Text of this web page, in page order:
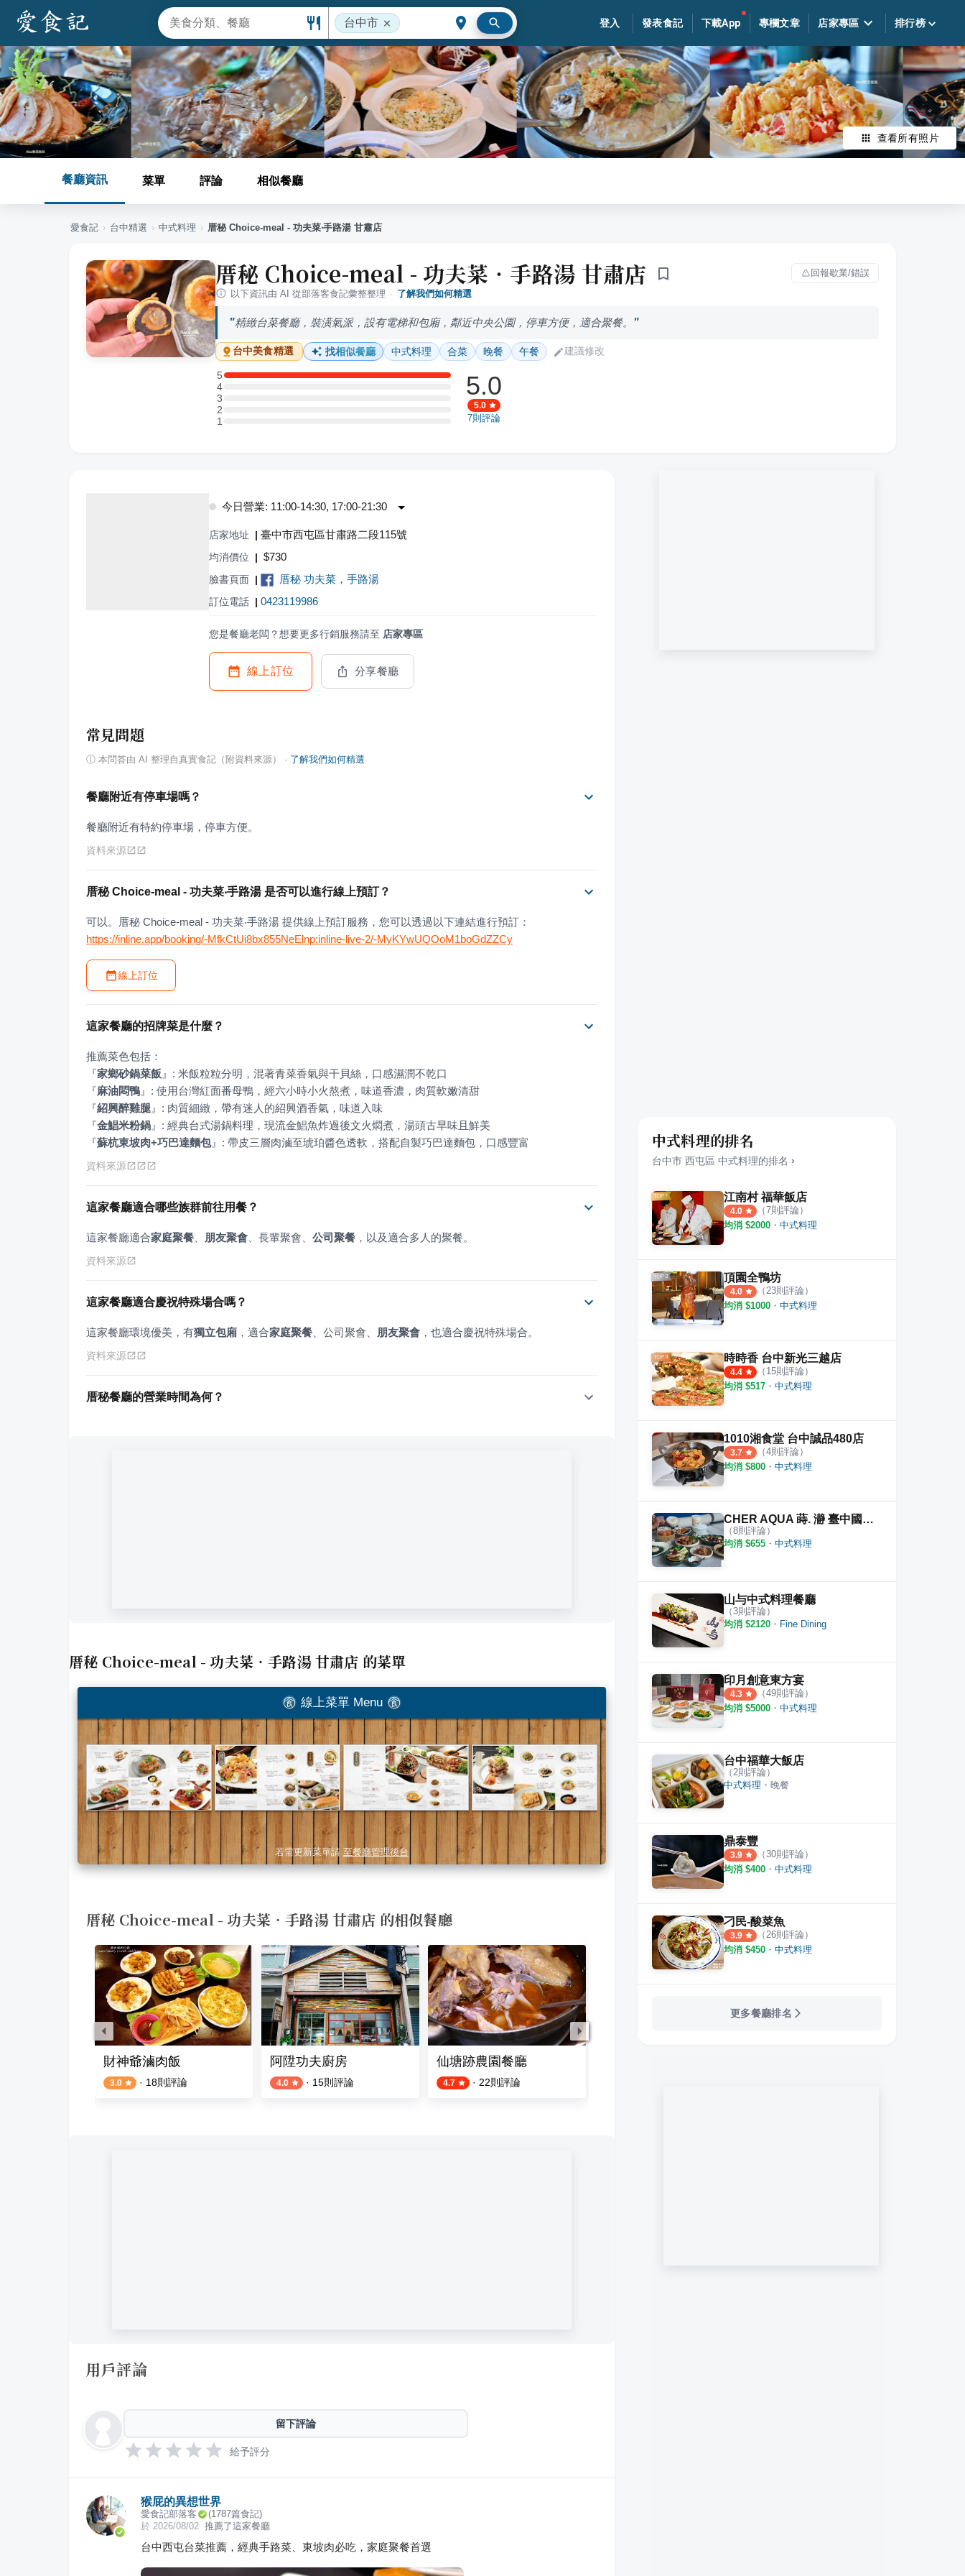
台中市 登入 發表食記 下載App 專欄文章 店家專區 排行榜
查看所有照片
餐廳資訊 菜單 評論 相似餐廳
愛食記 › 台中精選 › 中式料理 › 厝秘 Choice-meal - 功夫菜‧手路湯 甘肅店
厝秘 Choice-meal - 功夫菜‧手路湯 甘肅店
回報歇業/錯誤
以下資訊由 AI 從部落客食記彙整整理 · 了解我們如何精選
精緻台菜餐廳，裝潢氣派，設有電梯和包廂，鄰近中央公園，停車方便，適合聚餐。
台中美食精選 找相似餐廳 中式料理 合菜 晚餐 午餐 建議修改
5
5 星：1 則評論
4
4 星：0 則評論
3
3 星：0 則評論
2
2 星：0 則評論
11 星：0 則評論
5.0
5.0
7則評論
今日營業: 11:00-14:30, 17:00-21:30
店家地址 | 臺中市西屯區甘肅路二段115號
均消價位 | $730
臉書頁面 | 厝秘 功夫菜，手路湯
訂位電話 | 0423119986
您是餐廳老闆？想要更多行銷服務請至 店家專區
線上訂位 分享餐廳
常見問題
ⓘ 本問答由 AI 整理自真實食記（附資料來源） · 了解我們如何精選
餐廳附近有停車場嗎？
餐廳附近有特約停車場，停車方便。
資料來源
厝秘 Choice-meal - 功夫菜‧手路湯 是否可以進行線上預訂？
可以。厝秘 Choice-meal - 功夫菜‧手路湯 提供線上預訂服務，您可以透過以下連結進行預訂：
https://inline.app/booking/-MfkCtUi8bx855NeElnp:inline-live-2/-MyKYwUQOoM1boGdZZCy
線上訂位
這家餐廳的招牌菜是什麼？
『家鄉砂鍋菜飯 』
『麻油悶鴨 』
『紹興醉雞腿 』
『金鯧米粉鍋 』
『蘇杭東坡肉+巧巴達麵包』 : 帶皮三層肉滷至琥珀醬色透軟，搭配自製巧巴達麵包，口感豐富
資料來源
這家餐廳適合哪些族群前往用餐？
這家餐廳適合家庭聚餐 朋友聚會 、長輩聚會、 公司聚餐 ，以及適合多人的聚餐。
資料來源
這家餐廳適合慶祝特殊場合嗎？
這家餐廳環境優美，有獨立包廂 ，適合家庭聚餐 、公司聚會、 朋友聚會 ，也適合慶祝特殊場合。
資料來源
厝秘餐廳的營業時間為何？
厝秘 Choice-meal - 功夫菜‧手路湯 甘肅店 的菜單
線上菜單 Menu
若需更新菜單請 至餐廳管理後台
厝秘 Choice-meal - 功夫菜‧手路湯 甘肅店 的相似餐廳
財神爺滷肉飯
3.0 · 18則評論
阿陞功夫廚房
4.0 · 15則評論
仙塘跡農園餐廳
4.7 · 22則評論
用戶評論
留下評論
給予評分
猴屁的異想世界
愛食記部落客 (1787篇食記)
於 2026/08/02 推薦了這家餐廳
台中西屯台菜推薦，經典手路菜、東坡肉必吃，家庭聚餐首選
中式料理的排名
台中市 西屯區 中式料理的排名 ›
江南村 福華飯店
4.0 （7則評論）
均消 $2000 ・ 中式料理
頂園全鴨坊
4.0 （23則評論）
均消 $1000 ・ 中式料理
時時香 台中新光三越店
4.4 （ 15則評論）
均消 $517 ・ 中式料理
1010湘食堂 台中誠品480店
3.7 （4則評論）
均消 $800 ・ 中式料理
CHER AQUA 蒔. 瀞 臺中國家歌劇院超美茶食空間
（8則評論）
均消 $655 ・ 中式料理
山与中式料理餐廳
（3則評論）
均消 $2120 ・ Fine Dining
印月創意東方宴
4.3 （49則評論）
均消 $5000 ・ 中式料理
台中福華大飯店
（ 2則評論）
中式料理 ・ 晚餐
鼎泰豐
3.9 （30則評論）
均消 $400 ・ 中式料理
刁民-酸菜魚
3.9 （26則評論）
均消 $450 ・ 中式料理
更多餐廳排名